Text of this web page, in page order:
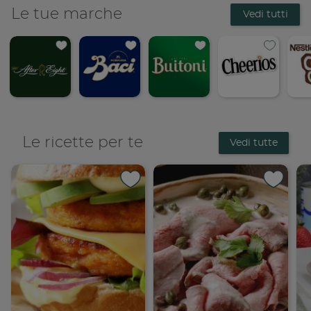
Le tue marche Vedi tutti
Le ricette per te Vedi tutte